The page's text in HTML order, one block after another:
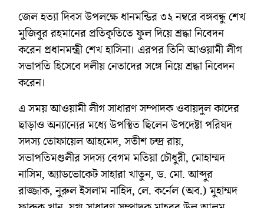
জেল হত্যা দিবস উপলক্ষে ধানমন্ডির ৩২ নম্বরে বঙ্গবন্ধু শেখ
মুজিবুর রহমানের প্রতিকৃতিতে ফুল দিয়ে শ্রদ্ধা নিবেদন
করেন প্রধানমন্ত্রী শেখ হাসিনা। এরপর তিনি আওয়ামী লীগ
সভাপতি হিসেবে দলীয় নেতাদের সঙ্গে নিয়ে শ্রদ্ধা নিবেদন
করেন।
এ সময় আওয়ামী লীগ সাধারণ সম্পাদক ওবায়দুল কাদের
ছাড়াও অন্যান্যের মধ্যে উপস্থিত ছিলেন উপদেষ্টা পরিষদ
সদস্য তোফায়েল আহমেদ, সতীশ চন্দ্র রায়,
সভাপতিমণ্ডলীর সদস্য বেগম মতিয়া চৌধুরী, মোহাম্মদ
নাসিম, অ্যাডভোকেট সাহারা খাতুন, ড. মো. আব্দুর
রাজ্জাক, নুরুল ইসলাম নাহিদ, লে. কর্নেল (অব.) মুহাম্মদ